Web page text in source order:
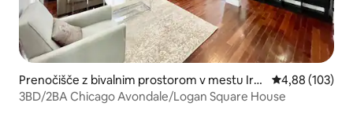
Prenočišče z bivalnim prostorom v mestu Irvi
ng Park
Povprečna
4,88 (103)
3BD/2BA Chicago Avondale/Logan Square House